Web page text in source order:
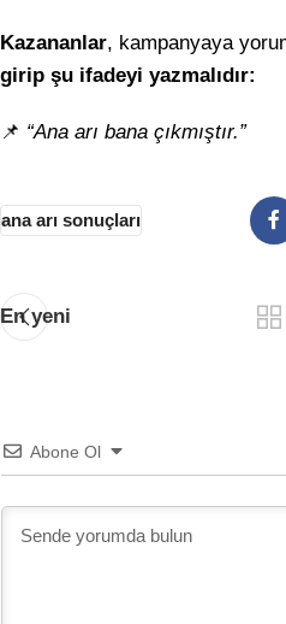
Kazananlar, kampanyaya
girip şu ifadeyi yazmalıdır:
📌 “Ana arı bana çıkmıştır.”
ana arı sonuçları
En yeni
Abone Ol